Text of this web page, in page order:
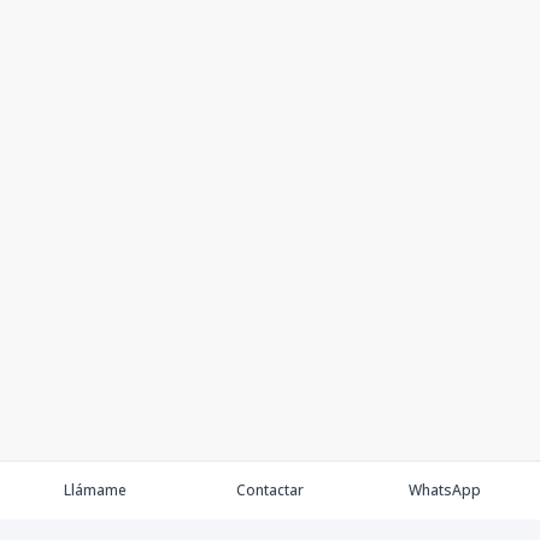
Llámame Contactar WhatsApp